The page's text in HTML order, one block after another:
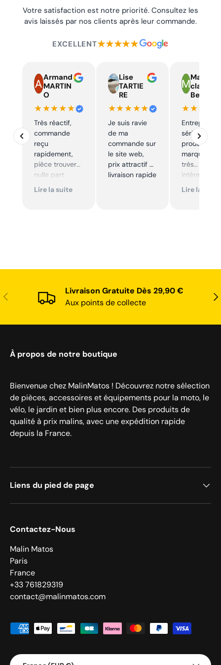
Votre satisfaction est notre priorité. Consultez les
avis laissés par nos clients après leur commande.
EXCELLENT★★★★★
Armand
MARTIN
O
★★★★★
Très réactif,
commande
reçu
rapidement,
pièce trouver
nulle part
ailleurs et
Lire la suite
Lise
TARTIE
RE
★★★★★
Je suis ravie
de ma
commande sur
le site web,
prix attractif et
livraison rapide
Marie
claire
Beelen
Entreprise
sérieuse,
produits de
marque à
très
Excellent
Lire la suite
Précédent
Livraison Gratuite Dès 29,90 €
Aux points de collecte
À propos de notre boutique
Bienvenue chez MalinMatos ! Découvrez notre sélection
de pièces, accessoires et équipements pour la moto, le
vélo, le jardin et bien plus encore. Des produits de
qualité à prix malins, avec une expédition rapide
depuis la France.
Liens du pied de page
Contactez-Nous
Malin Matos
Paris
France
+33 761829319
contact@malinmatos.com
Moyens de paiement acceptés
Pays